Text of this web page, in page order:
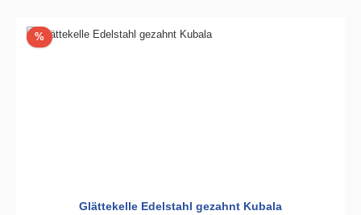
%Rabatt
Glättekelle Edelstahl gezahnt Kubala